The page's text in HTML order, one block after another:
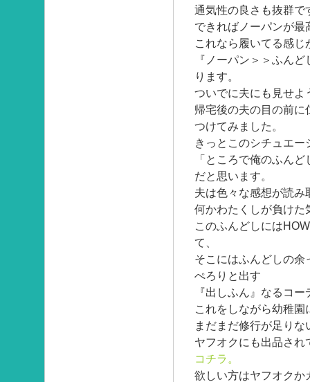
通気性の良さも抜群で
できればノーパンが最
これなら履いてる感
『ノーパン＞＞ふん
ります。
ついでに夫にも見せよ
帰宅後の夫の目の前
つけてみました。
きっとこのシチュエ
「ところで俺のふん
だと思います。
夫は色々な感想が読
何かわたくしが負けた
このふんどしには
て、
そこにはふんどしの
ぺろりと出す
『出しふん』なるコ
これをしながら幼稚
まだまだ修行が足りな
ヤフオクにも出品され
コチラ。
欲しい方はヤフオクか